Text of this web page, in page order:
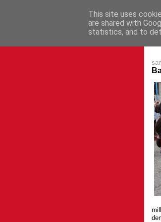
This site uses
are shared with
statistics, and to